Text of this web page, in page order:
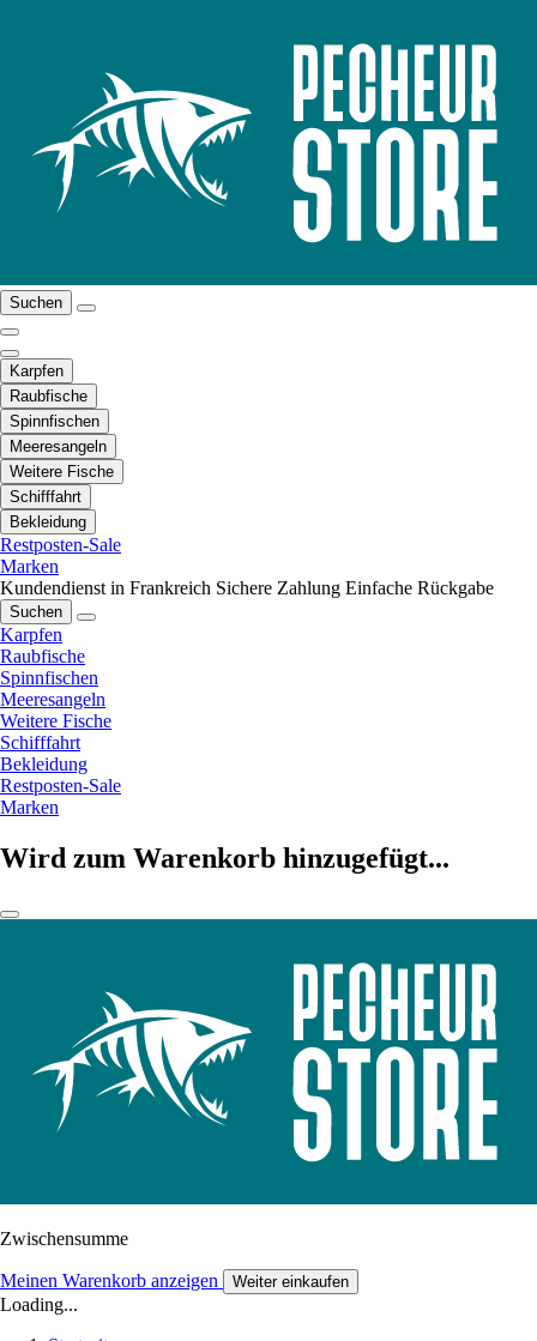
Suchen
Karpfen
Raubfische
Spinnfischen
Meeresangeln
Weitere Fische
Schifffahrt
Bekleidung
Restposten-Sale
Marken
Kundendienst in Frankreich Sichere Zahlung Einfache Rückgabe
Suchen
Karpfen
Raubfische
Spinnfischen
Meeresangeln
Weitere Fische
Schifffahrt
Bekleidung
Restposten-Sale
Marken
Wird zum Warenkorb hinzugefügt...
Zwischensumme
Meinen Warenkorb anzeigen Weiter einkaufen
Loading...